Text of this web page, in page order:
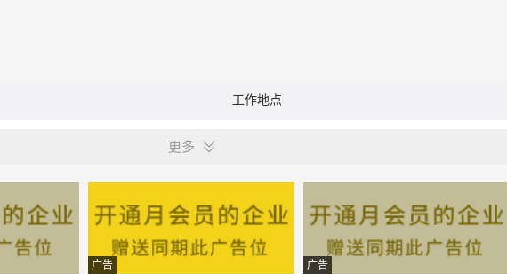
工作地点
更多
广告 广告